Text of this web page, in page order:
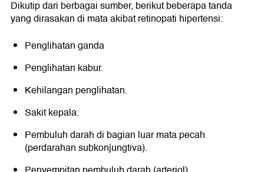
Dikutip dari berbagai sumber, berikut beberapa tanda
yang dirasakan di mata akibat retinopati hipertensi:
Penglihatan ganda
Penglihatan kabur.
Kehilangan penglihatan.
Sakit kepala.
Pembuluh darah di bagian luar mata pecah
(perdarahan subkonjungtiva).